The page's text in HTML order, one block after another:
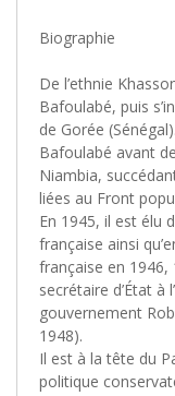
Biographie
De l’ethnie
Bafoulabé, puis
de Gorée
Bafoulabé avant
Niambia,
liées au Front
En 1945, il est élu
française ainsi
française en 1946,
secrétaire d’État à
gouvernement
1948).
Il est à la tête du
politique